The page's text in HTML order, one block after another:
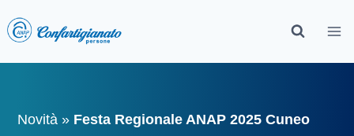
Novità » Festa Regionale ANAP 2025 Cuneo